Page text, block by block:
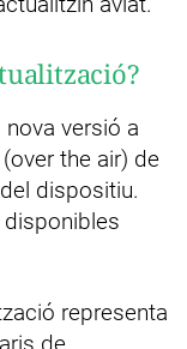
versió a
the air) de
dispositiu.
disponibles
representa
de